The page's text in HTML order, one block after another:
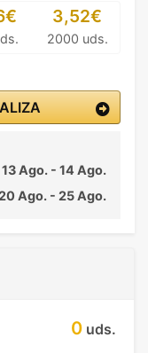
3,52€
2000 uds.
13 Ago. - 14 Ago.
Ago. - 25 Ago.
0 uds.